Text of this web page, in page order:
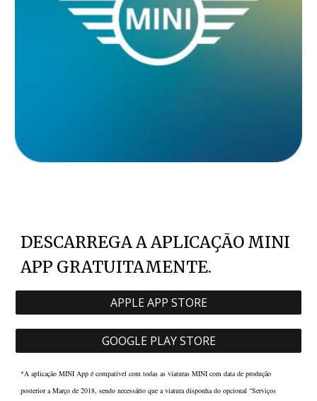
DESCARREGA A APLICAÇÃO MINI
APP GRATUITAMENTE.
APPLE APP STORE
GOOGLE PLAY STORE
*A aplicação MINI App é compatível com todas as viaturas MINI com data de produção
posterior a Março de 2018, sendo necessário que a viatura disponha do opcional “Serviços